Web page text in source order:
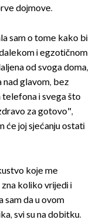
dojmove.
sam o tome kako bi
i egzotičnom
od svoga doma,
nad glavom, bez
telefona i svega što
za gotovo",
će joj sjećanju ostati
koje me
zna koliko vrijedi i
sam da u ovom
svi su na dobitku.